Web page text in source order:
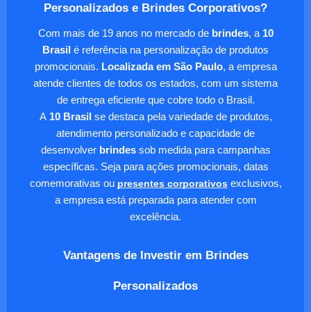
Personalizados e Brindes Corporativos?
Com mais de 19 anos no mercado de brindes, a 10
Brasil é referência na personalização de produtos
promocionais. Localizada em São Paulo, a empresa
atende clientes de todos os estados, com um sistema
de entrega eficiente que cobre todo o Brasil.
A10 Brasilse destaca pela variedade de produtos,
atendimento personalizado e capacidade de
desenvolver brindessob medida para campanhas
específicas. Seja para ações promocionais, datas
comemorativas ou presentes corporativosexclusivos,
a empresa está preparada para atender com
excelência.
Vantagens de Investir em Brindes
Personalizados